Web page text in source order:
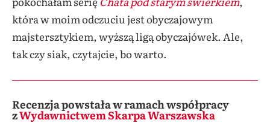
która w moim odczuciu jest obyczajowym
majstersztykiem, wyższą ligą obyczajówek. Ale,
tak czy siak, czytajcie, bo warto.
Recenzja powstała w ramach współpracy
zWydawnictwem Skarpa Warszawska